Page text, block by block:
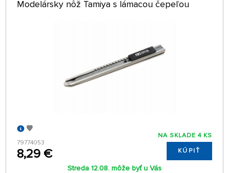
Modelársky nôž Tamiya s lámacou čepeľou
79774053
8,29 €
NA SKLADE 4 KS
KÚPIŤ
Streda 12.08. môže byť u Vás